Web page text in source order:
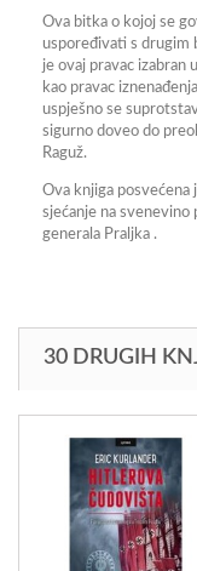
Ova bitka o kojoj se
uspoređivati s drugim
je ovaj pravac izabran
kao pravac
uspješno se
sigurno doveo do
Raguž.
Ova knjiga
sjećanje na svenevino
generala Praljka .
30 DRUGIH